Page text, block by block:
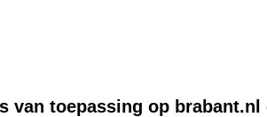
van toepassing op